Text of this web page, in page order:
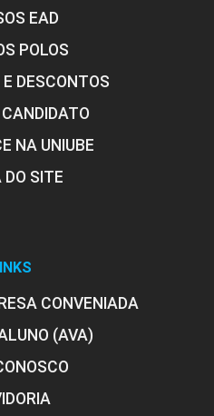
e Fachadas
EAD
POLOS
E DESCONTOS
NA UNIUBE
DO SITE
CONVENIADA
(AVA)